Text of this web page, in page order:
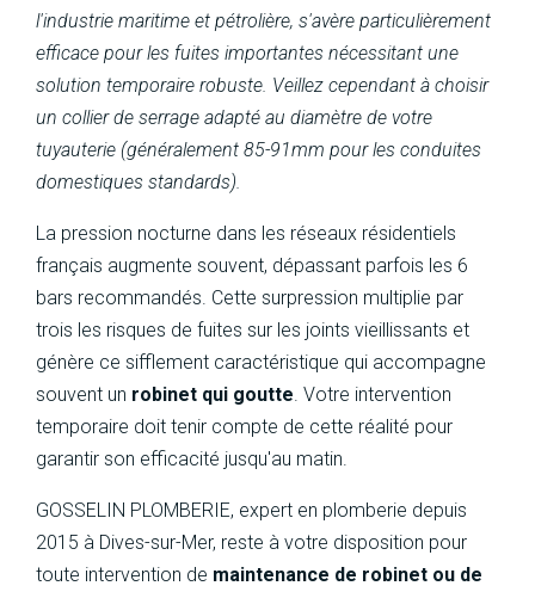
l'industrie maritime et pétrolière, s'avère particulièrement
efficace pour les fuites importantes nécessitant une
solution temporaire robuste. Veillez cependant à choisir
un collier de serrage adapté au diamètre de votre
tuyauterie (généralement 85-91mm pour les conduites
domestiques standards).
La pression nocturne dans les réseaux résidentiels
français augmente souvent, dépassant parfois les 6
bars recommandés. Cette surpression multiplie par
trois les risques de fuites sur les joints vieillissants et
génère ce sifflement caractéristique qui accompagne
souvent un robinet qui goutte. Votre intervention
temporaire doit tenir compte de cette réalité pour
garantir son efficacité jusqu'au matin.
GOSSELIN PLOMBERIE, expert en plomberie depuis
2015 à Dives-sur-Mer, reste à votre disposition pour
toute intervention de maintenance de robinet ou de